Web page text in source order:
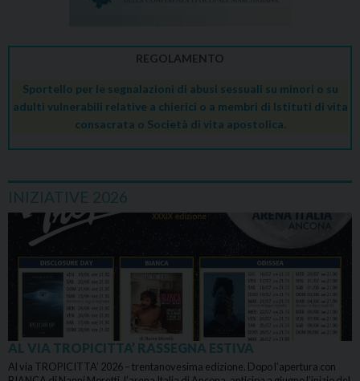
REGOLAMENTO
Sportello per le segnalazioni di abusi sessuali su minori o su
adulti vulnerabili relative a chierici o a membri di Istituti di vita
consacrata o Società di vita apostolica.
INIZIATIVE 2026
AL VIA TROPICITTA’ RASSEGNA ESTIVA
Al via TROPICITTA’ 2026 – trentanovesima edizione. Dopo l’apertura con